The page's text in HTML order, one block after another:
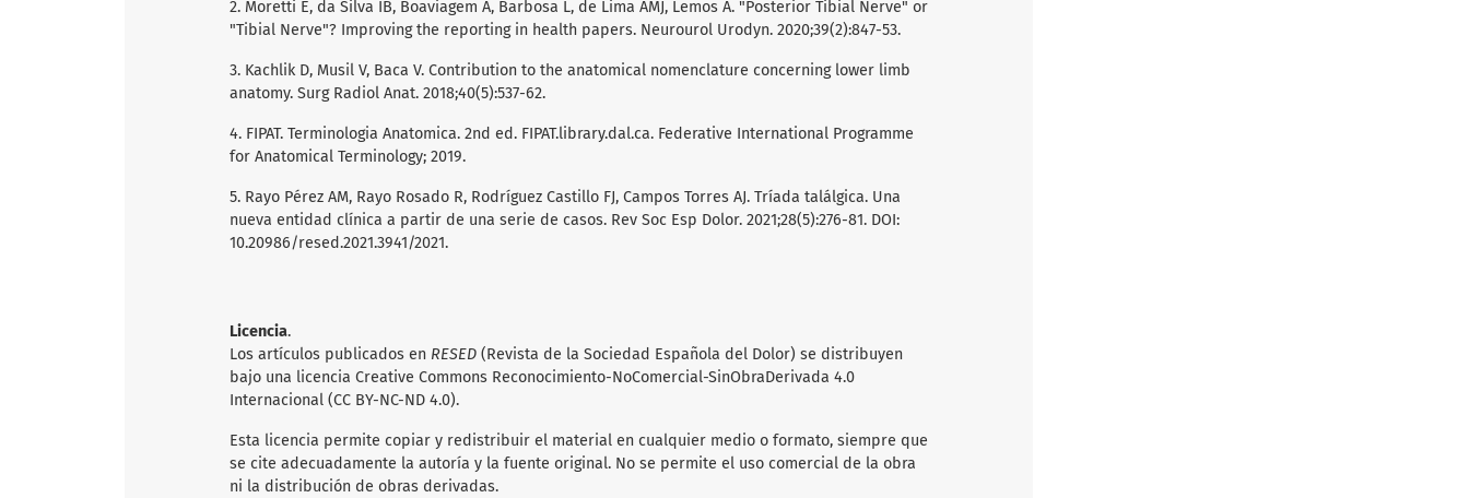
2. Moretti E, da Silva IB, Boaviagem A, Barbosa L, de Lima AMJ, Lemos A. "Posterior Tibial Nerve" or
"Tibial Nerve"? Improving the reporting in health papers. Neurourol Urodyn. 2020;39(2):847-53.
3. Kachlik D, Musil V, Baca V. Contribution to the anatomical nomenclature concerning lower limb
anatomy. Surg Radiol Anat. 2018;40(5):537-62.
4. FIPAT. Terminologia Anatomica. 2nd ed. FIPAT.library.dal.ca. Federative International Programme
for Anatomical Terminology; 2019.
5. Rayo Pérez AM, Rayo Rosado R, Rodríguez Castillo FJ, Campos Torres AJ. Tríada találgica. Una
nueva entidad clínica a partir de una serie de casos. Rev Soc Esp Dolor. 2021;28(5):276-81. DOI:
10.20986/resed.2021.3941/2021.
Licencia.
Los artículos publicados en RESED (Revista de la Sociedad Española del Dolor) se distribuyen
bajo una licencia Creative Commons Reconocimiento-NoComercial-SinObraDerivada 4.0
Internacional (CC BY-NC-ND 4.0).
Esta licencia permite copiar y redistribuir el material en cualquier medio o formato, siempre que
se cite adecuadamente la autoría y la fuente original. No se permite el uso comercial de la obra
ni la distribución de obras derivadas.